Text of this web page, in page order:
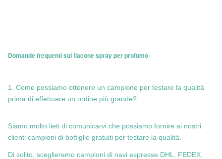
Domande frequenti sul flacone spray per profumo
1. Come possiamo ottenere un campione per testare la qualità
prima di effettuare un ordine più grande?
Siamo molto lieti di comunicarvi che possiamo fornire ai nostri
clienti campioni di bottiglie gratuiti per testare la qualità.
Di solito, sceglieremo campioni di navi espresse DHL, FEDEX,